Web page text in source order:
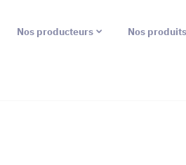
Nos producteurs Nos produits